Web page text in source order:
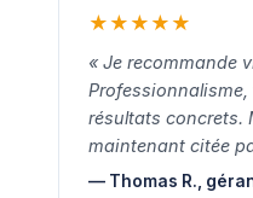
★ ★ ★ ★ ★
« Je recommande
résultats concrets.
maintenant citée
— Thomas R.,